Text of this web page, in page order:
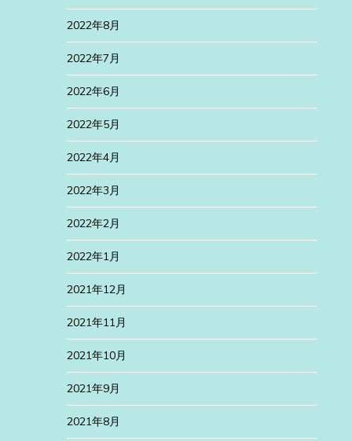
2022年8月
2022年7月
2022年6月
2022年5月
2022年4月
2022年3月
2022年2月
2022年1月
2021年12月
2021年11月
2021年10月
2021年9月
2021年8月